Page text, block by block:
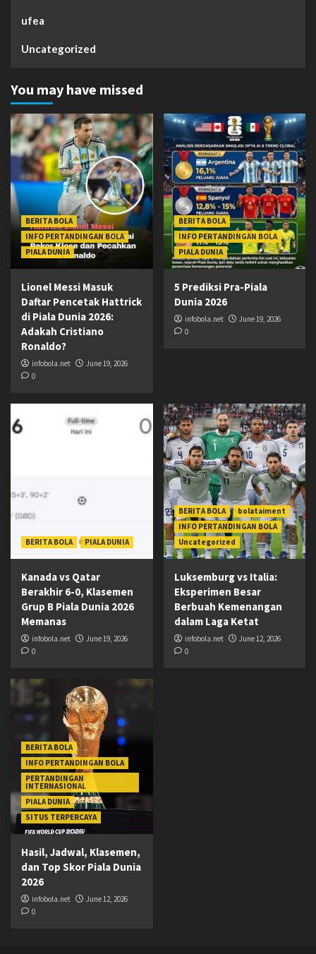
ufea
Uncategorized
You may have missed
BERITA BOLA
INFO PERTANDINGAN BOLA
PIALA DUNIA
Lionel Messi Masuk
Daftar Pencetak Hattrick
di Piala Dunia 2026:
Adakah Cristiano
Ronaldo?
infobola.net
June 19, 2026
0
BERITA BOLA
INFO PERTANDINGAN BOLA
PIALA DUNIA
5 Prediksi Pra-Piala
Dunia 2026
infobola.net
June 19, 2026
0
BERITA BOLA PIALA DUNIA
Kanada vs Qatar
Berakhir 6-0, Klasemen
Grup B Piala Dunia 2026
Memanas
infobola.net
June 19, 2026
0
BERITA BOLA
bolataiment
INFO PERTANDINGAN BOLA
Uncategorized
Luksemburg vs Italia:
Eksperimen Besar
Berbuah Kemenangan
dalam Laga Ketat
infobola.net
June 12, 2026
0
BERITA BOLA
INFO PERTANDINGAN BOLA
PERTANDINGAN
INTERNASIONAL
PIALA DUNIA
SITUS TERPERCAYA
Hasil, Jadwal, Klasemen,
dan Top Skor Piala Dunia
2026
infobola.net
June 12, 2026
0